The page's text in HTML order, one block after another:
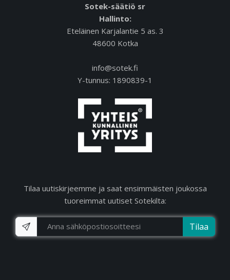
Sotek-säätiö sr
Hallinto:
Eteläinen Karjalantie 5 as. 3
48600 Kotka
info@sotek.fi
Y-tunnus: 1890839-1
Tilaa uutiskirjeemme ja saat ensimmäisten joukossa
tuoreimmat uutiset Sotekilta:
Tilaa